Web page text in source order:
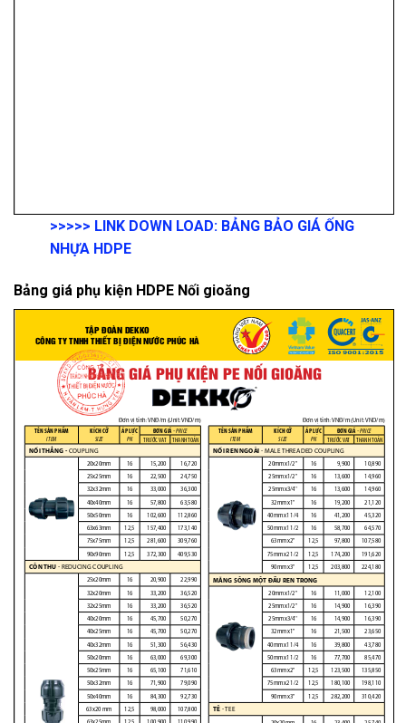
>>>>> LINK DOWN LOAD: BẢNG BẢO GIÁ ỐNG
NHỰA HDPE
Bảng giá phụ kiện HDPE Nối gioăng